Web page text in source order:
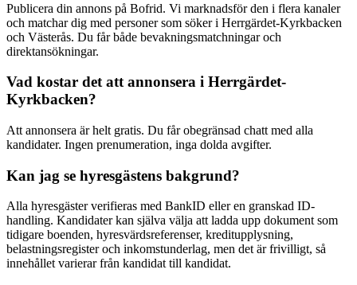
Publicera din annons på Bofrid. Vi marknadsför den i flera kanaler
och matchar dig med personer som söker i Herrgärdet-Kyrkbacken
och Västerås. Du får både bevakningsmatchningar och
direktansökningar.
Vad kostar det att annonsera i Herrgärdet-
Kyrkbacken?
Att annonsera är helt gratis. Du får obegränsad chatt med alla
kandidater. Ingen prenumeration, inga dolda avgifter.
Kan jag se hyresgästens bakgrund?
Alla hyresgäster verifieras med BankID eller en granskad ID-
handling. Kandidater kan själva välja att ladda upp dokument som
tidigare boenden, hyresvärdsreferenser, kreditupplysning,
belastningsregister och inkomstunderlag, men det är frivilligt, så
innehållet varierar från kandidat till kandidat.